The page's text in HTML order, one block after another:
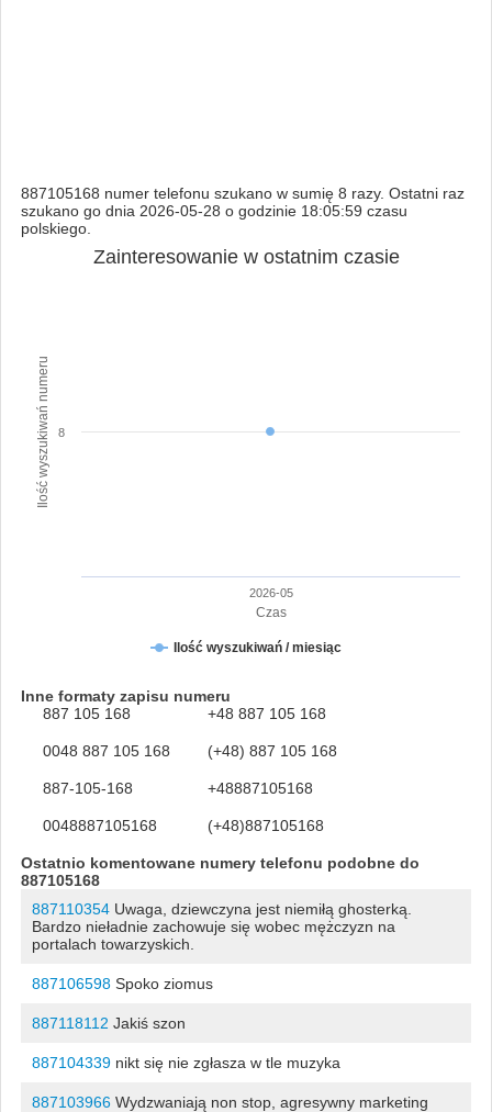
887105168 numer telefonu szukano w sumię 8 razy. Ostatni raz
szukano go dnia 2026-05-28 o godzinie 18:05:59 czasu
polskiego.
Czas
Ilość wyszukiwań numeru
Zainteresowanie w ostatnim czasie
Ilość wyszukiwań / miesiąc
2026-05
8
Inne formaty zapisu numeru
887 105 168
+48 887 105 168
0048 887 105 168 (+48) 887 105 168
887-105-168 +48887105168
0048887105168 (+48)887105168
Ostatnio komentowane numery telefonu podobne do
887105168
887110354Uwaga, dziewczyna jest niemiłą ghosterką.
Bardzo nieładnie zachowuje się wobec mężczyzn na
portalach towarzyskich.
887106598Spoko ziomus
887118112 Jakiś szon
887104339nikt się nie zgłasza w tle muzyka
887103966Wydzwaniają non stop, agresywny marketing